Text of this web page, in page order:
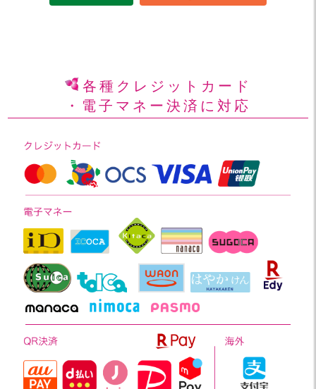
各種クレジットカード
・電子マネー決済に対応